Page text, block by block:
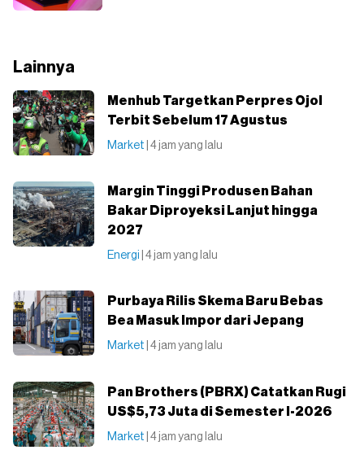
Lainnya
Menhub Targetkan Perpres Ojol
Terbit Sebelum 17 Agustus
Market | 4 jam yang lalu
Margin Tinggi Produsen Bahan
Bakar Diproyeksi Lanjut hingga
2027
Energi | 4 jam yang lalu
Purbaya Rilis Skema Baru Bebas
Bea Masuk Impor dari Jepang
Market | 4 jam yang lalu
Pan Brothers (PBRX) Catatkan Rugi
US$5,73 Juta di Semester I-2026
Market | 4 jam yang lalu